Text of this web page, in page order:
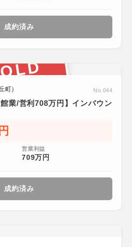
成約済み
町）
No.044
業/営利708万円】インバウン
営業利益
709万円
成約済み